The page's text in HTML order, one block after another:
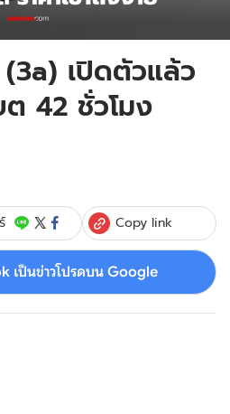
เปิดตัวแล้ว
42 ชั่วโมง
Copy link
เป็นข่าวโปรดบน Google